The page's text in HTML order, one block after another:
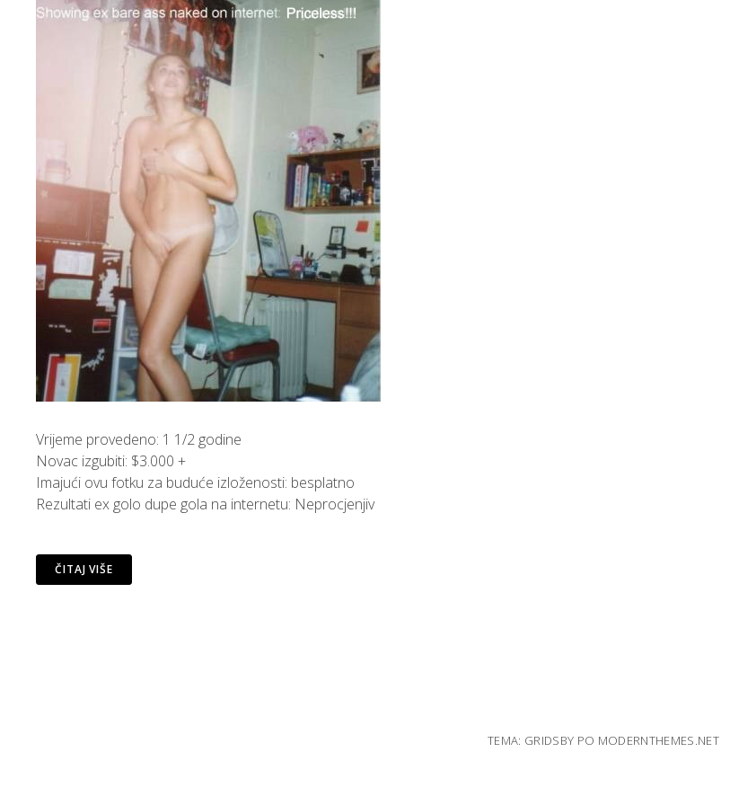
Vrijeme provedeno: 1 1/2 godine
Novac izgubiti: $3.000 +
Imajući ovu fotku za buduće izloženosti: besplatno
Rezultati ex golo dupe gola na internetu: Neprocjenjiv
ČITAJ VIŠE
TEMA: GRIDSBY PO MODERNTHEMES.NET